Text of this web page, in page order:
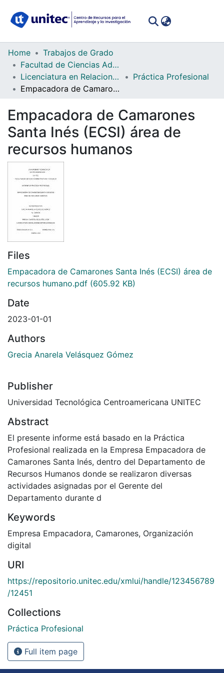
Communities
Collections
All of DSpace
Statistics
Home
Trabajos de Grado
Facultad de Ciencias Administrativas y Sociales
Licenciatura en Relaciones Internacionales
Práctica Profesional
Empacadora de Camarones Santa Inés (ECSI) área de recursos humanos
Empacadora de Camarones
Santa Inés (ECSI) área de
recursos humanos
Files
Empacadora de Camarones Santa Inés (ECSI) área de
recursos humano.pdf (605.92 KB)
Date
2023-01-01
Authors
Grecia Anarela Velásquez Gómez
Publisher
Universidad Tecnológica Centroamericana UNITEC
Abstract
El presente informe está basado en la Práctica
Profesional realizada en la Empresa Empacadora de
Camarones Santa Inés, dentro del Departamento de
Recursos Humanos donde se realizaron diversas
actividades asignadas por el Gerente del
Departamento durante d
Keywords
Empresa Empacadora, Camarones, Organización
digital
URI
https://repositorio.unitec.edu/xmlui/handle/123456789
/12451
Collections
Práctica Profesional
Full item page